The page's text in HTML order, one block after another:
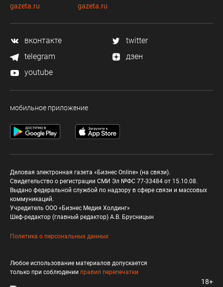
gazeta.ru
gazeta.ru
вконтакте
twitter
telegram
дзен
youtube
мобильное приложение
Деловая электронная газета «Бизнес Online» (на связи).
Свидетельство о регистрации СМИ Эл №ФС 77-33484 от 15.10.08.
Выдано федеральной службой по надзору в сфере связи и массовых
коммуникаций.
Учредитель ООО «Бизнес Медия Холдинг»
Шеф-редактор (главный редактор) А.В. Брусницын
Политика о персональных данных
Любое использование материалов допускается
только при соблюдении правил перепечатки
18+